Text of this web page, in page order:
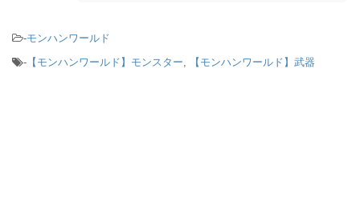
-モンハンワールド
- 【モンハンワールド】モンスター 【モンハンワールド】武器